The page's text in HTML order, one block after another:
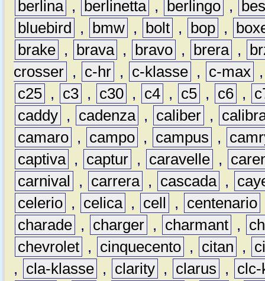
berlina , berlinetta , berlingo ,
bluebird
, bmw , bolt , bop ,
brake , brava , bravo , brera ,
crosser , c-hr , c-klasse , c-max
c25 , c3 , c30 , c4 , c5 , c6 ,
caddy , cadenza , caliber ,
camaro , campo , campus ,
captiva , captur , caravelle ,
carnival
, carrera , cascada ,
celerio , celica , cell , centenario
charade , charger , charmant ,
chevrolet , cinquecento , citan ,
,
cla-klasse , clarity , clarus ,
clc-